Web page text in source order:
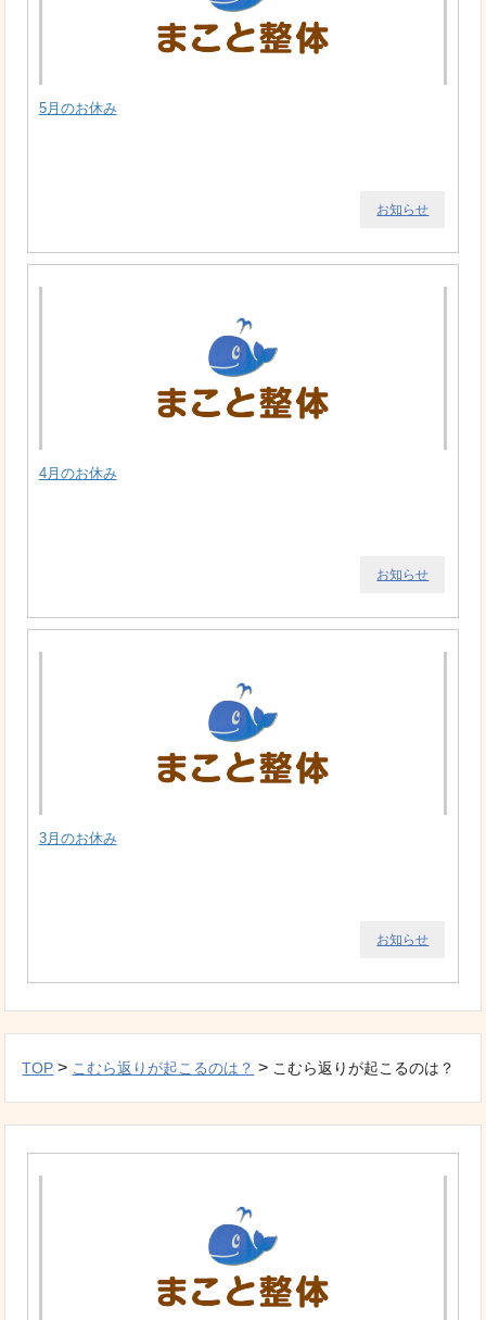
5月のお休み
お知らせ
4月のお休み
お知らせ
3月のお休み
お知らせ
TOP > こむら返りが起こるのは？ > こむら返りが起こるのは？